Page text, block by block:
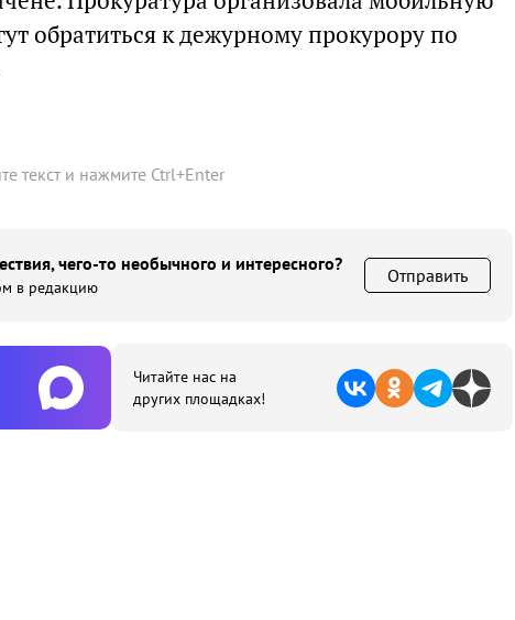
обратиться к дежурному прокурору по
текст и нажмите Ctrl+Enter
чего-то необычного и интересного?
в редакцию
Отправить
Читайте нас на
других площадках!